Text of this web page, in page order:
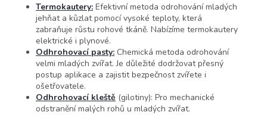
Termokautery: Efektivní metoda odrohování mladých
jehňat a kůzlat pomocí vysoké teploty, která
zabraňuje růstu rohové tkáně. Nabízíme termokautery
elektrické i plynové.
Odhrohovací pasty: Chemická metoda odrohování
velmi mladých zvířat. Je důležité dodržovat přesný
postup aplikace a zajistit bezpečnost zvířete i
ošetřovatele.
Odhrohovací kleště (gilotiny): Pro mechanické
odstranění malých rohů u mladých zvířat.